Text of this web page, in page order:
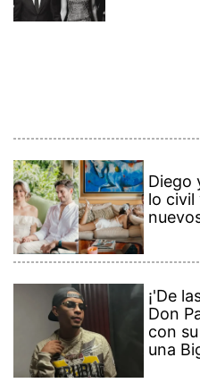
Diego
lo civil
¡'De
Don
con
una